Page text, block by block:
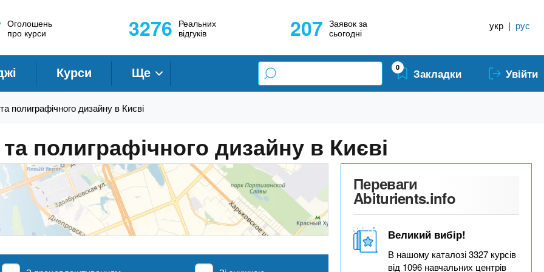
Оголошень
про курси
3276 Реальних
відгуків
207 Заявок за
сьогодні
укр | рус
Курси Ще 0 Закладки Увійти
полиграфічного дизайну в Києві
полиграфічного дизайну в Києві
Переваги
Abiturients.info
Великий вибір!
В нашому каталозі 3327 курсів
від 1096 навчальних центрів